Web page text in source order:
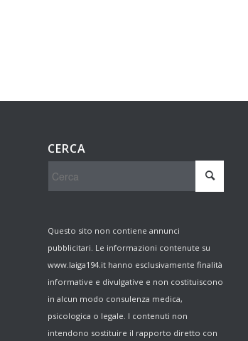
CERCA
Questo sito non contiene annunci
pubblicitari. Le informazioni contenute su
www.laiga194.it hanno esclusivamente finalità
informative e divulgative e non costituiscono
in alcun modo consulenza medica,
psicologica o legale. I contenuti non
intendono sostituire il rapporto diretto con